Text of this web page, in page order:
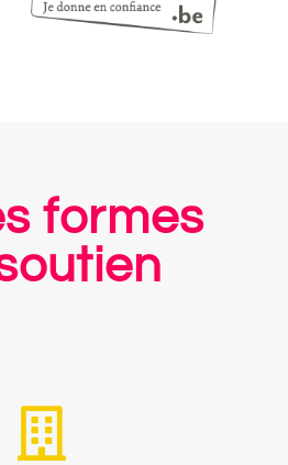
formes